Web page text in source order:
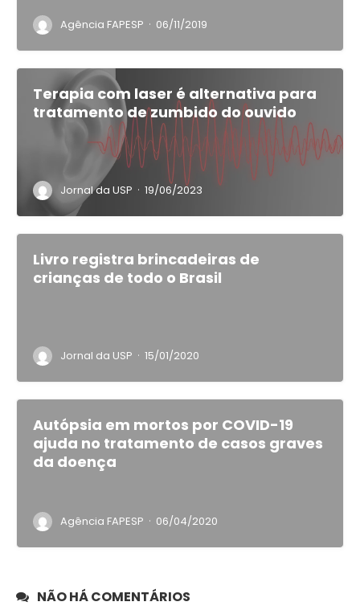
Agência FAPESP · 06/11/2019
Terapia com laser é alternativa para
tratamento de zumbido do ouvido
Jornal da USP · 19/06/2023
Livro registra brincadeiras de
crianças de todo o Brasil
Jornal da USP · 15/01/2020
Autópsia em mortos por COVID-19
ajuda no tratamento de casos graves
da doença
Agência FAPESP · 06/04/2020
NÃO HÁ COMENTÁRIOS